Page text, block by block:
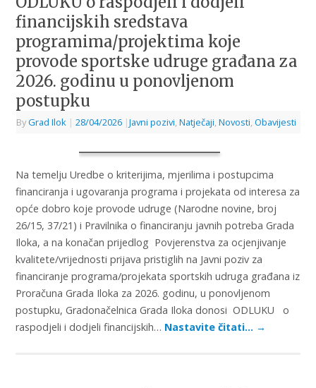
financijskih sredstava
programima/projektima koje
provode sportske udruge građana za
2026. godinu u ponovljenom
postupku
ByGrad Ilok | 28/04/2026 |Javni pozivi, Natječaji, Novosti, Obavijesti
Na temelju Uredbe o kriterijima, mjerilima i postupcima
financiranja i ugovaranja programa i projekata od interesa za
opće dobro koje provode udruge (Narodne novine, broj
26/15, 37/21) i Pravilnika o financiranju javnih potreba Grada
Iloka, a na konačan prijedlog Povjerenstva za ocjenjivanje
kvalitete/vrijednosti prijava pristiglih na Javni poziv za
financiranje programa/projekata sportskih udruga građana iz
Proračuna Grada Iloka za 2026. godinu, u ponovljenom
postupku, Gradonačelnica Grada Iloka donosi ODLUKU o
raspodjeli i dodjeli financijskih… Nastavite čitati… →